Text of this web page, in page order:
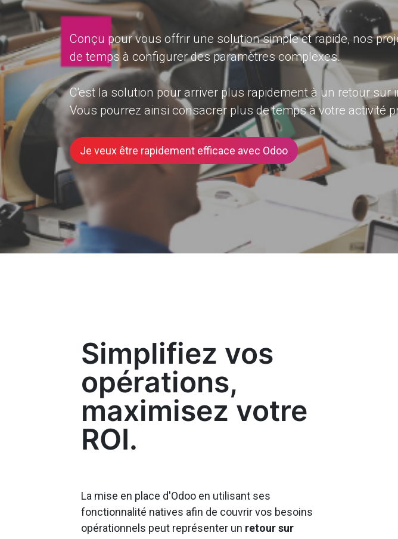
Conçu pour vous offrir une solution simple et rapide, nos
de temps à configurer des paramètres complexes.
C'est la solution pour arriver plus rapidement à un retour
Vous pourrez ainsi consacrer plus de temps à votre activité
Je veux être rapidement efficace avec Odoo
Simplifiez vos
opérations,
maximisez votre
ROI.
La mise en place d'Odoo en utilisant ses
fonctionnalité natives afin de couvrir vos besoins
opérationnels peut représenter un retour sur